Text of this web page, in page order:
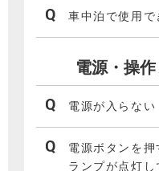
車中泊で使用で
電源・操
電源が入らない
電源ボタンを
ランプが点灯